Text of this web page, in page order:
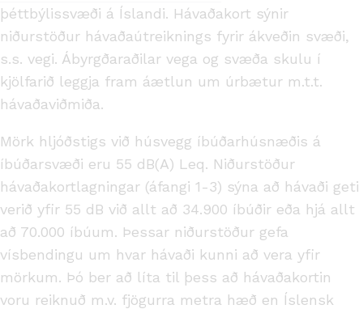
þéttbýlissvæði á Íslandi. Hávaðakort sýnir
niðurstöður hávaðaútreiknings fyrir ákveðin svæði,
s.s. vegi. Ábyrgðaraðilar vega og svæða skulu í
kjölfarið leggja fram áætlun um úrbætur m.t.t.
hávaðaviðmiða.
Mörk hljóðstigs við húsvegg íbúðarhúsnæðis á
íbúðarsvæði eru 55 dB(A) Leq. Niðurstöður
hávaðakortlagningar (áfangi 1-3) sýna að hávaði geti
verið yfir 55 dB við allt að 34.900 íbúðir eða hjá allt
að 70.000 íbúum. Þessar niðurstöður gefa
vísbendingu um hvar hávaði kunni að vera yfir
mörkum. Þó ber að líta til þess að hávaðakortin
voru reiknuð m.v. fjögurra metra hæð en Íslensk